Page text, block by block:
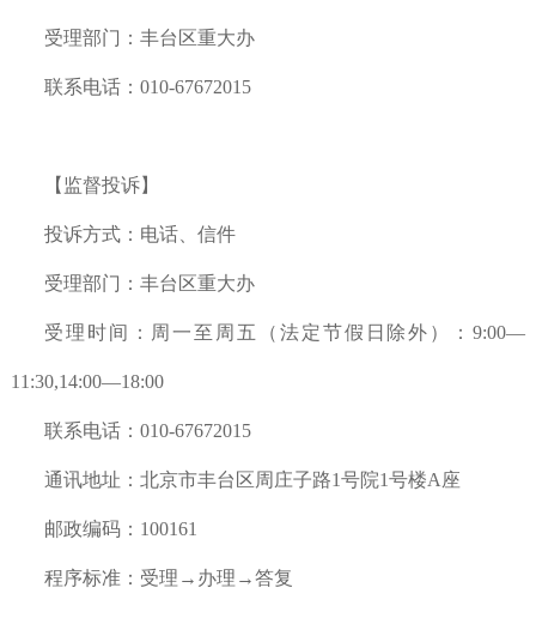
受理部门：丰台区重大办
联系电话：010-67672015
【监督投诉】
投诉方式：电话、信件
受理部门：丰台区重大办
受理时间：周一至周五（法定节假日除外）：9:00—
11:30,14:00—18:00
联系电话：010-67672015
通讯地址： 北京市丰台区周庄子路1号院1号楼A座
邮政编码：100161
程序标准：受理→办理→答复